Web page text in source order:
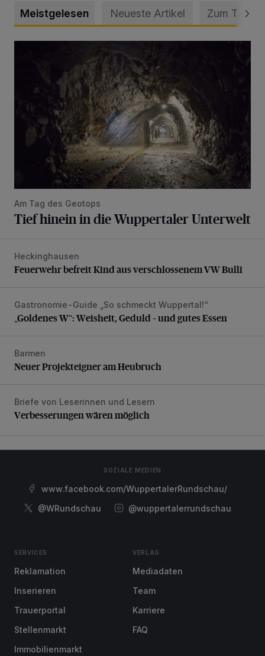
Meistgelesen Neueste Artikel Zum Thema
Am Tag des Geotops
Tief hinein in die Wuppertaler Unterwelt
Feuerwehr befreit Kind aus verschlossenem VW Bulli
Heckinghausen
Feuerwehr befreit Kind aus verschlossenem VW Bulli
„Goldenes W“: Weisheit, Geduld – und gutes Essen
Gastronomie-Guide „So schmeckt Wuppertal!“
„Goldenes W“: Weisheit, Geduld – und gutes Essen
Neuer Projekteigner am Heubruch
Barmen
Neuer Projekteigner am Heubruch
Verbesserungen wären möglich
Briefe von Leserinnen und Lesern
Verbesserungen wären möglich
SOZIALE MEDIEN
www.facebook.com/WuppertalerRundschau/
@WRundschau
@wuppertalerrundschau
SERVICES
Reklamation
Inserieren
Trauerportal
Stellenmarkt
Immobilienmarkt
VERLAG
Mediadaten
Team
Karriere
FAQ